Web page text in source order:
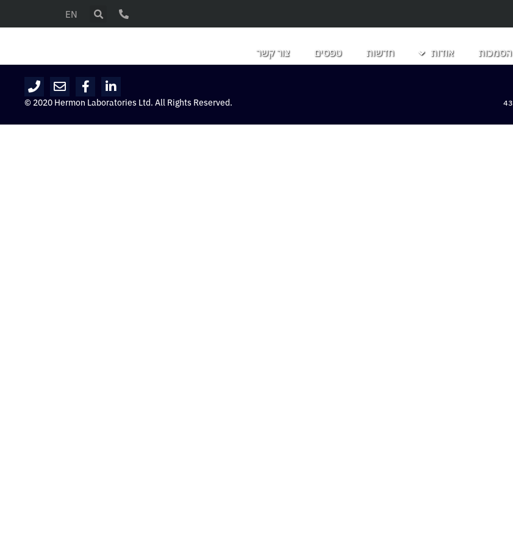
EN
הסמכות אודות חדשות טפסים צור קשר
© 2020 Hermon Laboratories Ltd. All Rights Reserved.